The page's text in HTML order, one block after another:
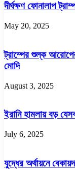
দীর্ঘক্ষণ ফোনালাপ
May 20, 2025
ট্রাম্পের শুল্ক
মোদি
August 3, 2025
ইরানি হামলায় বড়
July 6, 2025
যুদ্ধের অর্থায়নে